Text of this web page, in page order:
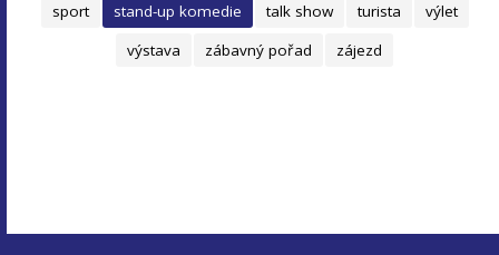
sport
stand-up komedie talk show turista
výlet
výstava
zábavný pořad zájezd